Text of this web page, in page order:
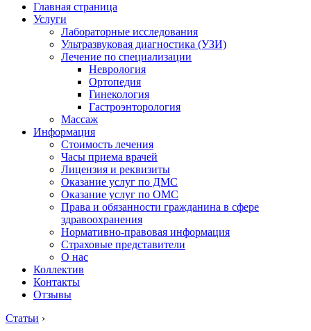
Главная страница
Услуги
Лабораторные исследования
Ультразвуковая диагностика (УЗИ)
Лечение по специализации
Неврология
Ортопедия
Гинекология
Гастроэнторология
Массаж
Информация
Стоимость лечения
Часы приема врачей
Лицензия и реквизиты
Оказание услуг по ДМС
Оказание услуг по ОМС
Права и обязанности гражданина в сфере
здравоохранения
Нормативно-правовая информация
Страховые представители
О нас
Коллектив
Контакты
Отзывы
Статьи ›